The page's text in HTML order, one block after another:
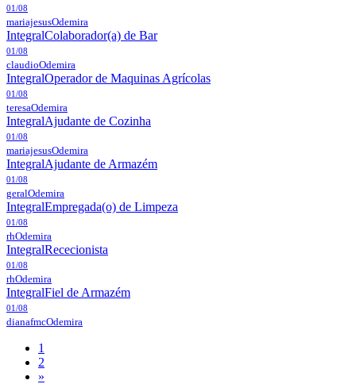
01/08
mariajesusOdemira
IntegralColaborador(a) de Bar
01/08
claudioOdemira
IntegralOperador de Maquinas Agrícolas
01/08
teresaOdemira
IntegralAjudante de Cozinha
01/08
mariajesusOdemira
IntegralAjudante de Armazém
01/08
geralOdemira
IntegralEmpregada(o) de Limpeza
01/08
rhOdemira
IntegralRececionista
01/08
rhOdemira
IntegralFiel de Armazém
01/08
dianafmcOdemira
1
2
»